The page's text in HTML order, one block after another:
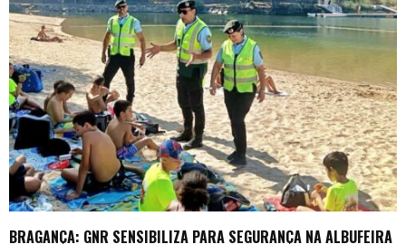
BRAGANÇA: GNR SENSIBILIZA PARA SEGURANÇA NA ALBUFEIRA